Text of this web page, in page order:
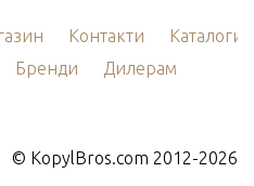
Контакти
Каталоги
Бренди Дилерам
© KopylBros.com 2012-2026